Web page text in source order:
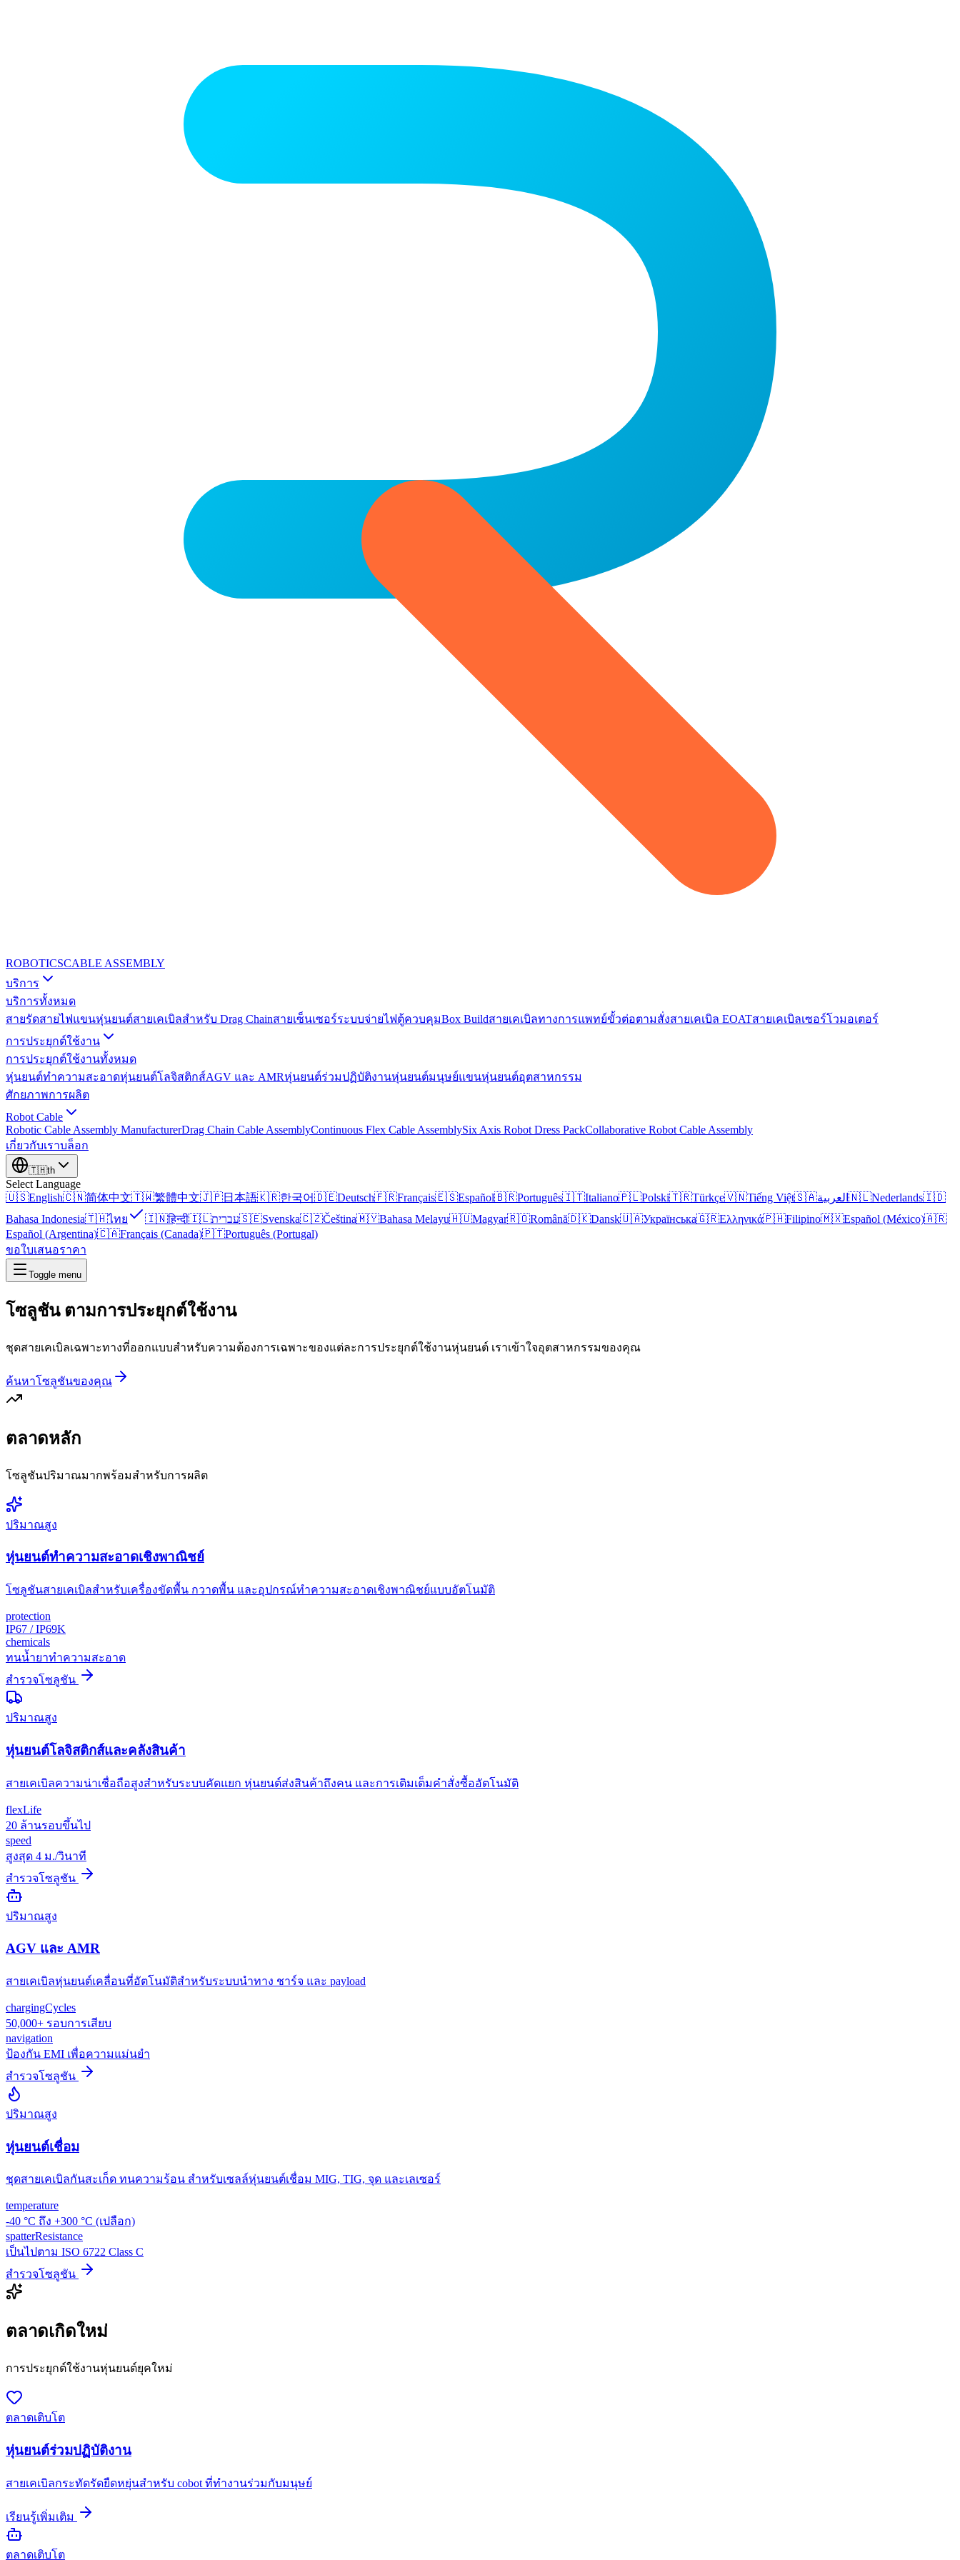
ROBOTICSCABLE ASSEMBLY
บริการ
บริการทั้งหมด
สายรัดสายไฟแขนหุ่นยนต์สายเคเบิลสำหรับ Drag Chainสายเซ็นเซอร์ระบบจ่ายไฟตู้ควบคุมBox Buildสายเคเบิลทางการแพทย์ขั้วต่อตามสั่งสายเคเบิล EOATสายเคเบิลเซอร์โวมอเตอร์
การประยุกต์ใช้งาน
การประยุกต์ใช้งานทั้งหมด
หุ่นยนต์ทำความสะอาดหุ่นยนต์โลจิสติกส์AGV และ AMRหุ่นยนต์ร่วมปฏิบัติงานหุ่นยนต์มนุษย์แขนหุ่นยนต์อุตสาหกรรม
ศักยภาพการผลิต
Robot Cable
Robotic Cable Assembly ManufacturerDrag Chain Cable AssemblyContinuous Flex Cable AssemblySix Axis Robot Dress PackCollaborative Robot Cable Assembly
เกี่ยวกับเราบล็อก
🇹🇭th
Select Language
🇺🇸English🇨🇳简体中文🇹🇼繁體中文🇯🇵日本語🇰🇷한국어🇩🇪Deutsch🇫🇷Français🇪🇸Español🇧🇷Português🇮🇹Italiano🇵🇱Polski🇹🇷Türkçe🇻🇳Tiếng Việt🇸🇦العربية 🇳🇱Nederlands🇮🇩
Bahasa Indonesia🇹🇭ไทย 🇮🇳हिन्दी🇮🇱עברית🇸🇪Svenska🇨🇿Čeština🇲🇾Bahasa Melayu🇭🇺Magyar🇷🇴Română🇩🇰Dansk🇺🇦Українська🇬🇷Ελληνικά🇵🇭Filipino🇲🇽Español (México)🇦🇷
Español (Argentina)🇨🇦Français (Canada)🇵🇹Português (Portugal)
ขอใบเสนอราคา
Toggle menu
โซลูชัน ตามการประยุกต์ใช้งาน
ชุดสายเคเบิลเฉพาะทางที่ออกแบบสำหรับความต้องการเฉพาะของแต่ละการประยุกต์ใช้งานหุ่นยนต์ เราเข้าใจอุตสาหกรรมของคุณ
ค้นหาโซลูชันของคุณ
ตลาดหลัก
โซลูชันปริมาณมากพร้อมสำหรับการผลิต
ปริมาณสูง
หุ่นยนต์ทำความสะอาดเชิงพาณิชย์
โซลูชันสายเคเบิลสำหรับเครื่องขัดพื้น กวาดพื้น และอุปกรณ์ทำความสะอาดเชิงพาณิชย์แบบอัตโนมัติ
protection
IP67 / IP69K
chemicals
ทนน้ำยาทำความสะอาด
สำรวจโซลูชัน
ปริมาณสูง
หุ่นยนต์โลจิสติกส์และคลังสินค้า
สายเคเบิลความน่าเชื่อถือสูงสำหรับระบบคัดแยก หุ่นยนต์ส่งสินค้าถึงคน และการเติมเต็มคำสั่งซื้ออัตโนมัติ
flexLife
20 ล้านรอบขึ้นไป
speed
สูงสุด 4 ม./วินาที
สำรวจโซลูชัน
ปริมาณสูง
AGV และ AMR
สายเคเบิลหุ่นยนต์เคลื่อนที่อัตโนมัติสำหรับระบบนำทาง ชาร์จ และ payload
chargingCycles
50,000+ รอบการเสียบ
navigation
ป้องกัน EMI เพื่อความแม่นยำ
สำรวจโซลูชัน
ปริมาณสูง
หุ่นยนต์เชื่อม
ชุดสายเคเบิลกันสะเก็ด ทนความร้อน สำหรับเซลล์หุ่นยนต์เชื่อม MIG, TIG, จุด และเลเซอร์
temperature
-40 °C ถึง +300 °C (เปลือก)
spatterResistance
เป็นไปตาม ISO 6722 Class C
สำรวจโซลูชัน
ตลาดเกิดใหม่
การประยุกต์ใช้งานหุ่นยนต์ยุคใหม่
ตลาดเติบโต
หุ่นยนต์ร่วมปฏิบัติงาน
สายเคเบิลกระทัดรัดยืดหยุ่นสำหรับ cobot ที่ทำงานร่วมกับมนุษย์
เรียนรู้เพิ่มเติม
ตลาดเติบโต